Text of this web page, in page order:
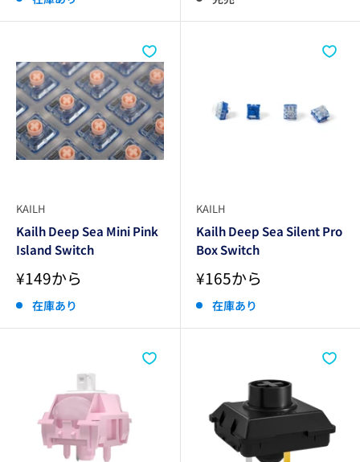
格 格
KAILH
Kailh Deep Sea Mini Pink
Island Switch
販
価
格
¥149から
在庫あり
KAILH
Kailh Deep Sea Silent Pro
Box Switch
販
価
格
¥165から
在庫あり